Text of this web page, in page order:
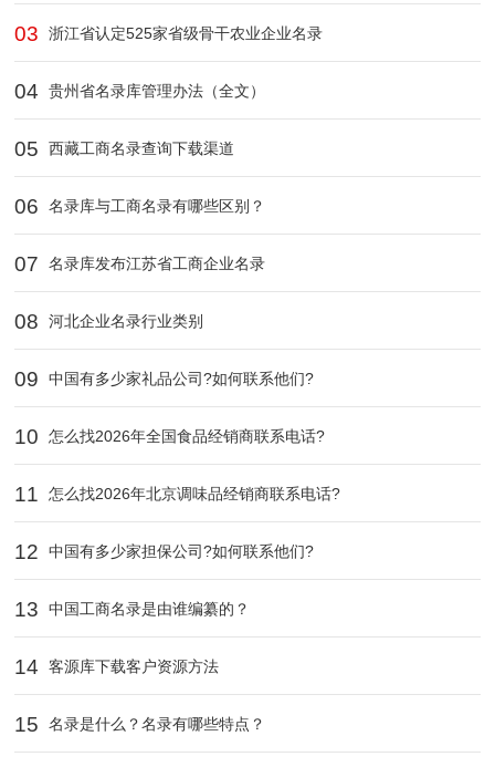
03 浙江省认定525家省级骨干农业企业​名录
04 贵州省名录库管理办法（全文）
05 西藏工商名录查询下载渠道‌
06 名录库与工商名录有哪些区别？
07 名录库发布江苏省工商企业名录
08 河北企业名录行业类别
09 中国有多少家礼品公司?如何联系他们?
10 怎么找2026年全国食品经销商联系电话?
11 怎么找2026年北京调味品经销商联系电话?
12 中国有多少家担保公司?如何联系他们?
13 中国工商名录是由谁编纂的？
14 客源库下载客户资源方法
15 名录是什么？名录有哪些特点？